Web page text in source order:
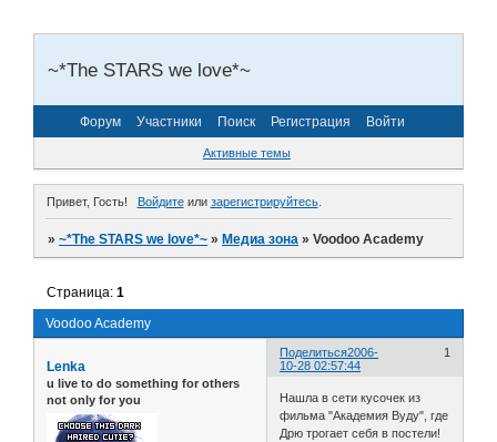
~*The STARS we love*~
Форум Участники Поиск Регистрация Войти
Активные темы
Привет, Гость! Войдитеили зарегистрируйтесь.
»~*The STARS we love*~ »Медиа зона »Voodoo Academy
Voodoo Academy
Страница:1
Поделиться 1
2006-
10-28 02:57:44
Lenka
u live to do something for others
not only for you
Нашла в сети кусочек из
фильма "Академия Вуду", где
Дрю трогает себя в постели!